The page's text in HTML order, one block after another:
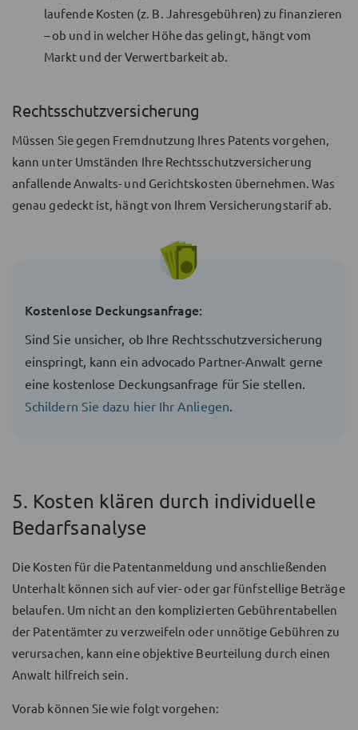
laufende Kosten (z. B. Jahresgebühren) zu finanzieren
– ob und in welcher Höhe das gelingt, hängt vom
Markt und der Verwertbarkeit ab.
Rechtsschutzversicherung
Müssen Sie gegen Fremdnutzung Ihres Patents vorgehen,
kann unter Umständen Ihre Rechtsschutzversicherung
anfallende Anwalts- und Gerichtskosten übernehmen. Was
genau gedeckt ist, hängt von Ihrem Versicherungstarif ab.
Kostenlose Deckungsanfrage:
Sind Sie unsicher, ob Ihre Rechtsschutzversicherung
einspringt, kann ein advocado Partner-Anwalt gerne
eine kostenlose Deckungsanfrage für Sie stellen.
Schildern Sie dazu hier Ihr Anliegen
5. Kosten klären durch individuelle
Bedarfsanalyse
Die Kosten für die Patentanmeldung und anschließenden
Unterhalt können sich auf vier- oder gar fünfstellige Beträge
belaufen. Um nicht an den komplizierten Gebührentabellen
der Patentämter zu verzweifeln oder unnötige Gebühren zu
verursachen, kann eine objektive Beurteilung durch einen
Anwalt hilfreich sein.
Vorab können Sie wie folgt vorgehen: